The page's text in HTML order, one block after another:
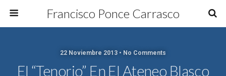
Francisco Ponce Carrasco
22 Noviembre 2013 • No Comments
El “Tenorio” En El Ateneo Blasco